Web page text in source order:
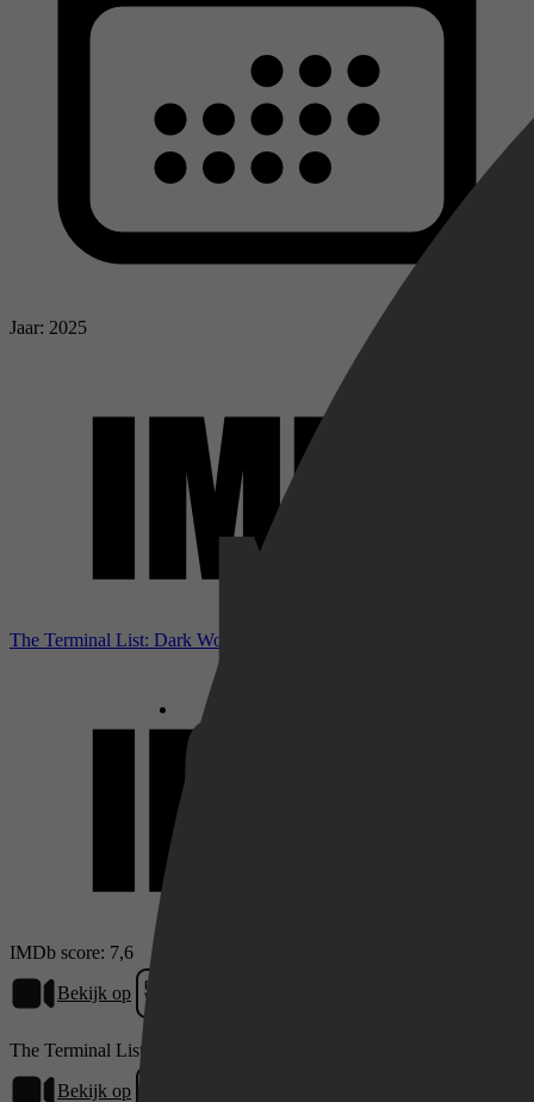
Jaar: 2025
The Terminal List: Dark Wolf bij IMDb
IMDb score: 7,6
Bekijk op
The Terminal List: Dark Wolf (S01)
Bekijk op